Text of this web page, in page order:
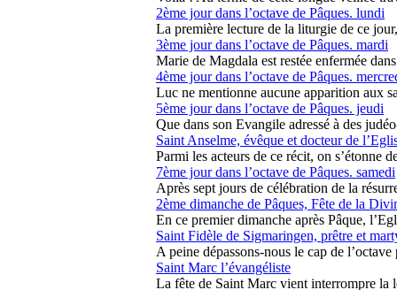
2ème jour dans l’octave de Pâques. lundi
La première lecture de la liturgie de ce
3ème jour dans l’octave de Pâques. mardi
Marie de Magdala est restée enfermée
4ème jour dans l’octave de Pâques.
Luc ne mentionne aucune apparition aux
5ème jour dans l’octave de Pâques. jeudi
Que dans son Evangile adressé à des
Saint Anselme, évêque et docteur de
Parmi les acteurs de ce récit, on s’étonne
7ème jour dans l’octave de Pâques. samedi
Après sept jours de célébration de la
2ème dimanche de Pâques, Fête de la
En ce premier dimanche après Pâque,
Saint Fidèle de Sigmaringen, prêtre et
A peine dépassons-nous le cap de
Saint Marc l’évangéliste
La fête de Saint Marc vient interrompre la